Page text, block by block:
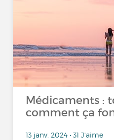
Médicaments :
comment ça
13 janv. 2024 • 31 J'aime